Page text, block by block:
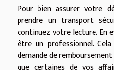
Pour bien assurer votre
prendre un transport
continuez votre lecture. En
être un professionnel.
demande de
que certaines de vos